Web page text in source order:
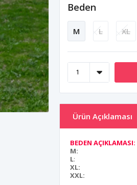
Beden
M L XL
Ürün Açıklaması
BEDEN AÇIKLAMASI:
M:
L:
XL:
XXL: